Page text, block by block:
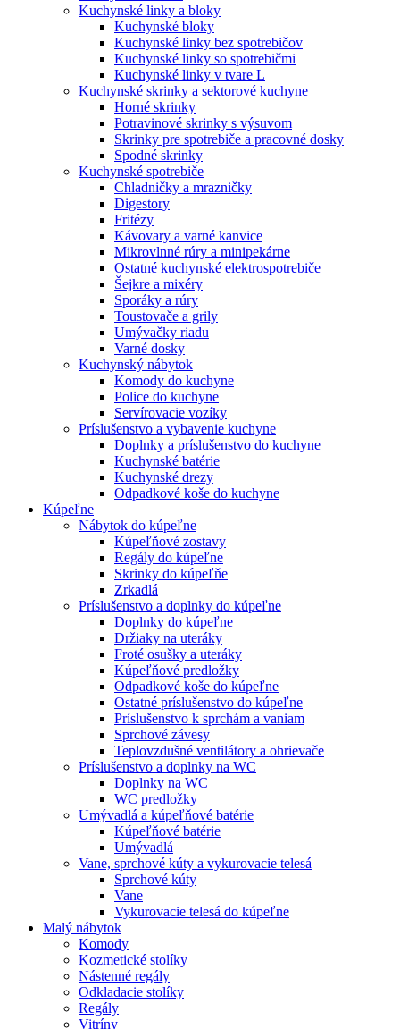
Kuchynské linky a bloky
Kuchynské bloky
Kuchynské linky bez spotrebičov
Kuchynské linky so spotrebičmi
Kuchynské linky v tvare L
Kuchynské skrinky a sektorové kuchyne
Horné skrinky
Potravinové skrinky s výsuvom
Skrinky pre spotrebiče a pracovné dosky
Spodné skrinky
Kuchynské spotrebiče
Chladničky a mrazničky
Digestory
Fritézy
Kávovary a varné kanvice
Mikrovlnné rúry a minipekárne
Ostatné kuchynské elektrospotrebiče
Šejkre a mixéry
Sporáky a rúry
Toustovače a grily
Umývačky riadu
Varné dosky
Kuchynský nábytok
Komody do kuchyne
Police do kuchyne
Servírovacie vozíky
Príslušenstvo a vybavenie kuchyne
Doplnky a príslušenstvo do kuchyne
Kuchynské batérie
Kuchynské drezy
Odpadkové koše do kuchyne
Kúpeľne
Nábytok do kúpeľne
Kúpeľňové zostavy
Regály do kúpeľne
Skrinky do kúpeľňe
Zrkadlá
Príslušenstvo a doplnky do kúpeľne
Doplnky do kúpeľne
Držiaky na uteráky
Froté osušky a uteráky
Kúpeľňové predložky
Odpadkové koše do kúpeľne
Ostatné príslušenstvo do kúpeľne
Príslušenstvo k sprchám a vaniam
Sprchové závesy
Teplovzdušné ventilátory a ohrievače
Príslušenstvo a doplnky na WC
Doplnky na WC
WC predložky
Umývadlá a kúpeľňové batérie
Kúpeľňové batérie
Umývadlá
Vane, sprchové kúty a vykurovacie telesá
Sprchové kúty
Vane
Vykurovacie telesá do kúpeľne
Malý nábytok
Komody
Kozmetické stolíky
Nástenné regály
Odkladacie stolíky
Regály
Vitríny